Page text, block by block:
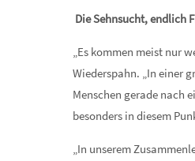
Die Sehnsucht, endlich
„Es kommen meist nur
Wiederspahn. „In einer
Menschen gerade nach
besonders in diesem
„In unserem